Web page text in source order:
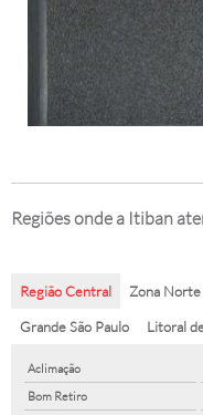
Regiões onde a Itiban
Região Central Zona Norte
Grande São Paulo
Litoral
Aclimação
Bom Retiro